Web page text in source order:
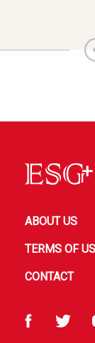
ABOUT US
TERMS OF
CONTACT